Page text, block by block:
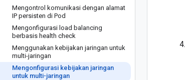
Mengontrol komunikasi dengan alamat
IP persisten di Pod
Mengonfigurasi load balancing
berbasis health check
Menggunakan kebijakan jaringan untuk
multi-jaringan
Mengonfigurasi kebijakan jaringan
untuk multi-jaringan